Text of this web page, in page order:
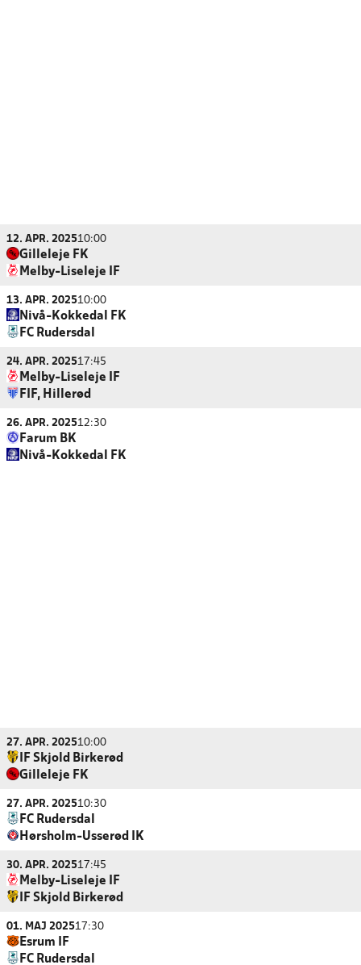
12. APR. 202510:00
Gilleleje FK
Melby-Liseleje IF
13. APR. 202510:00
Nivå-Kokkedal FK
FC Rudersdal
24. APR. 202517:45
Melby-Liseleje IF
FIF, Hillerød
26. APR. 202512:30
Farum BK
Nivå-Kokkedal FK
27. APR. 202510:00
IF Skjold Birkerød
Gilleleje FK
27. APR. 202510:30
FC Rudersdal
Hørsholm-Usserød IK
30. APR. 202517:45
Melby-Liseleje IF
IF Skjold Birkerød
01. MAJ 202517:30
Esrum IF
FC Rudersdal